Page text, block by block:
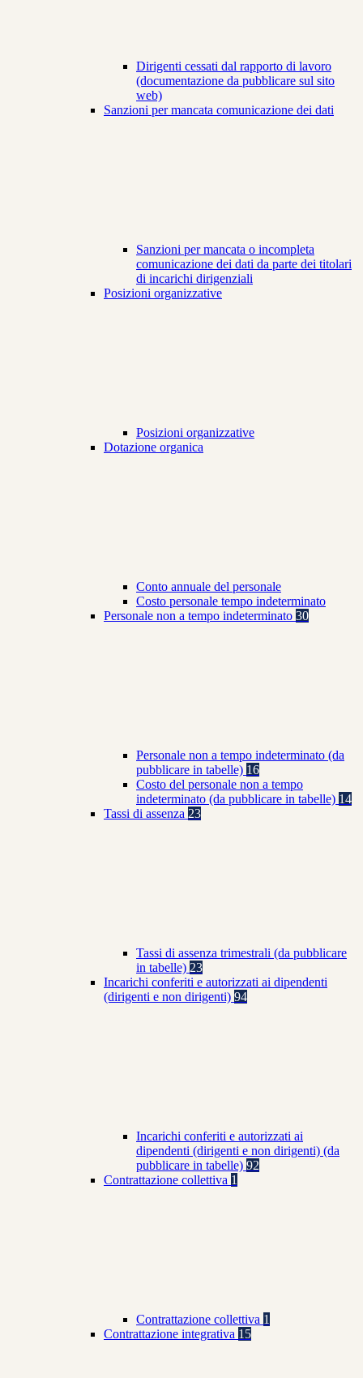
Dirigenti cessati dal rapporto di lavoro
(documentazione da pubblicare sul sito
web)
Sanzioni per mancata comunicazione dei dati
Sanzioni per mancata o incompleta
comunicazione dei dati da parte dei titolari
di incarichi dirigenziali
Posizioni organizzative
Posizioni organizzative
Dotazione organica
Conto annuale del personale
Costo personale tempo indeterminato
Personale non a tempo indeterminato 30
Personale non a tempo indeterminato (da
pubblicare in tabelle) 16
Costo del personale non a tempo
indeterminato (da pubblicare in tabelle) 14
Tassi di assenza 23
Tassi di assenza trimestrali (da pubblicare
in tabelle) 23
Incarichi conferiti e autorizzati ai dipendenti
(dirigenti e non dirigenti) 94
Incarichi conferiti e autorizzati ai
dipendenti (dirigenti e non dirigenti) (da
pubblicare in tabelle) 92
Contrattazione collettiva 1
Contrattazione collettiva 1
Contrattazione integrativa 15